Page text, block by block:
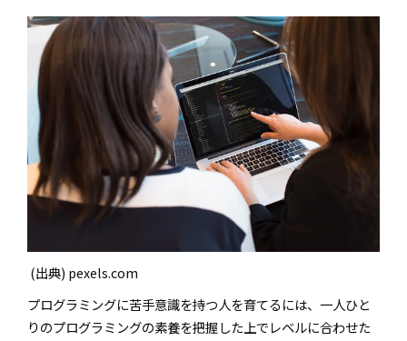
(出典) pexels.com
プログラミングに苦手意識を持つ人を育てるには、一人ひと
りのプログラミングの素養を把握した上でレベルに合わせた